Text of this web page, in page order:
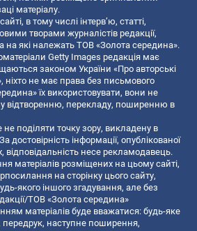
матеріалу.
в тому числі інтерв’ю, статті,
творами журналістів редакції,
на які належать ТОВ «Золота середина».
Getty Images редакція має
законом України «Про авторські
ніхто не має права без письмового
їх використовувати, вони не
відтворенню, перекладу, поширенню в
поділяти точку зору, викладену в
достовірність інформації, опублікованої
відповідальність несе рекламодавець.
матеріалів розміщених на цьому сайті,
на сторінку цього сайту,
якого іншого згадування, але без
ТОВ «Золота середина»
матеріалів буде вважатися: будь-яке
наступне поширення,